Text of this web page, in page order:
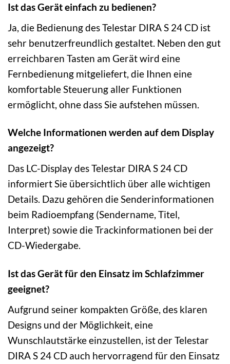
Ist das Gerät einfach zu bedienen?
Ja, die Bedienung des Telestar DIRA S 24 CD ist
sehr benutzerfreundlich gestaltet. Neben den gut
erreichbaren Tasten am Gerät wird eine
Fernbedienung mitgeliefert, die Ihnen eine
komfortable Steuerung aller Funktionen
ermöglicht, ohne dass Sie aufstehen müssen.
Welche Informationen werden auf dem Display
angezeigt?
Das LC-Display des Telestar DIRA S 24 CD
informiert Sie übersichtlich über alle wichtigen
Details. Dazu gehören die Senderinformationen
beim Radioempfang (Sendername, Titel,
Interpret) sowie die Trackinformationen bei der
CD-Wiedergabe.
Ist das Gerät für den Einsatz im Schlafzimmer
geeignet?
Aufgrund seiner kompakten Größe, des klaren
Designs und der Möglichkeit, eine
Wunschlautstärke einzustellen, ist der Telestar
DIRA S 24 CD auch hervorragend für den Einsatz